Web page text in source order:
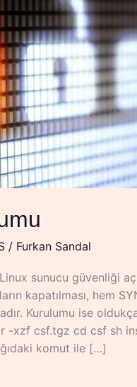
/ Furkan Sandal
sunucu güvenliği
kapatılması, hem
Kurulumu ise
xzf csf.tgz cd csf sh
komut ile […]